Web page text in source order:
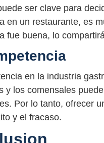
ser clave para
en un restaurante, es
fue buena, lo
en la industria
y los comensales
Por lo tanto, ofrecer
y el fracaso.